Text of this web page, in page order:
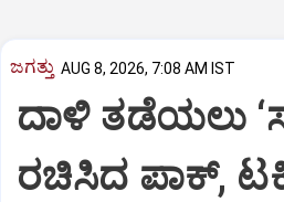
ಜಗತ್ತು AUG 8, 2026, 7:08 AM IST
ದಾಳಿ ತಡೆಯಲು
ರಚಿಸಿದ ಪಾಕ್‌,